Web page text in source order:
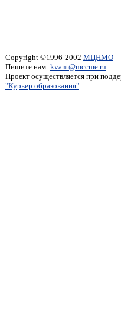
Copyright ©1996-2002 МЦНМО
Пишите нам: kvant@mccme.ru
Проект осуществляется при
"Курьер образования"